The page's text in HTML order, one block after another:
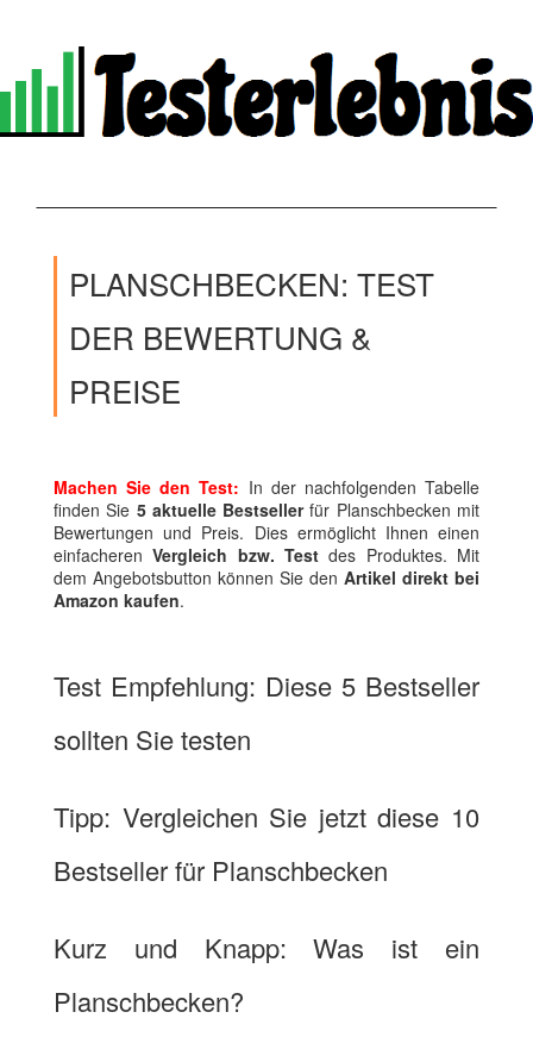
PLANSCHBECKEN: TEST
DER BEWERTUNG &
PREISE
Machen Sie den Test: In der nachfolgenden Tabelle
finden Sie 5 aktuelle Bestsellerfür Planschbecken mit
Bewertungen und Preis. Dies ermöglicht Ihnen einen
einfacherenVergleich bzw. Test des Produktes. Mit
dem Angebotsbutton können Sie den Artikel direkt bei
Amazon kaufen.
Test Empfehlung: Diese 5 Bestseller
sollten Sie testen
Tipp: Vergleichen Sie jetzt diese 10
Bestseller für Planschbecken
Kurz und Knapp: Was ist ein
Planschbecken?